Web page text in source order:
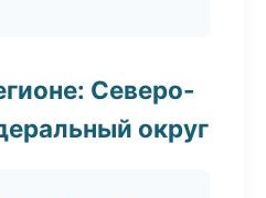
Северо-
округ